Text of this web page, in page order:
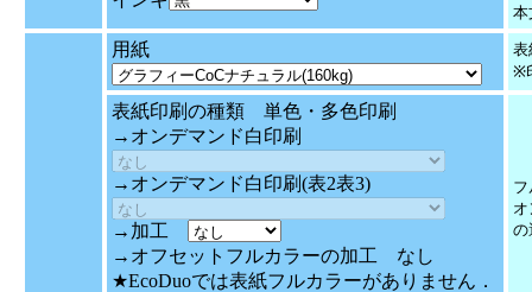
本
用紙
表
※
表紙印刷の種類 単色・多色印刷
→オンデマンド白印刷
→オンデマンド白印刷(表2表3)
→加工
→オフセットフルカラーの加工 なし
★EcoDuoでは表紙フルカラーがありません．
の